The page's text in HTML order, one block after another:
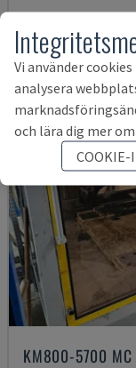
KM800-5700 MC
Vi använder
analysera
och lära dig mer
COOKIE-